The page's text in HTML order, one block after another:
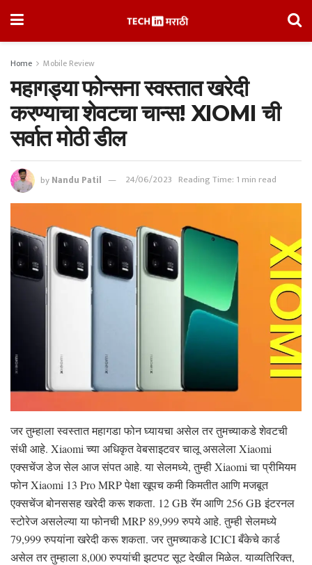
Home Mobile Review
महागड्या फोन्सना स्वस्तात खरेदी
करण्याचा शेवटचा चान्स! XIOMI ची
सर्वात मोठी डील
byNandu Patil 24/06/2023 Reading Time: 1 min read
जर तुम्हाला स्वस्तात महागडा फोन घ्यायचा असेल तर तुमच्याकडे शेवटची
संधी आहे. Xiaomi च्या अधिकृत वेबसाइटवर चालू असलेला Xiaomi
एक्सचेंज डेज सेल आज संपत आहे. या सेलमध्ये, तुम्ही Xiaomi चा प्रीमियम
फोन Xiaomi 13 Pro MRP पेक्षा खूपच कमी किमतीत आणि मजबूत
एक्सचेंज बोनससह खरेदी करू शकता. 12 GB रॅम आणि 256 GB इंटरनल
स्टोरेज असलेल्या या फोनची MRP 89,999 रुपये आहे. तुम्ही सेलमध्ये
79,999 रुपयांना खरेदी करू शकता. जर तुमच्याकडे ICICI बँकेचे कार्ड
असेल तर तुम्हाला 8,000 रुपयांची झटपट सूट देखील मिळेल. याव्यतिरिक्त,